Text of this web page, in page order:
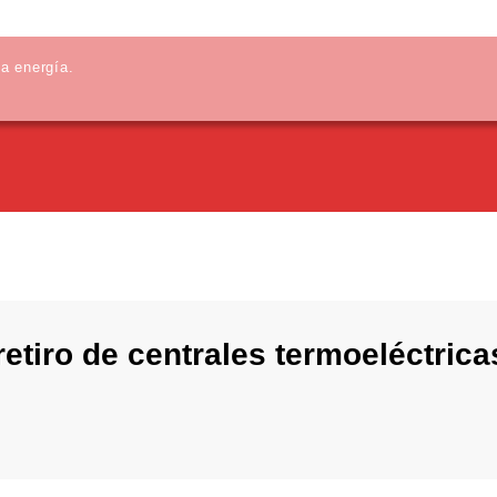
energía.
de centrales